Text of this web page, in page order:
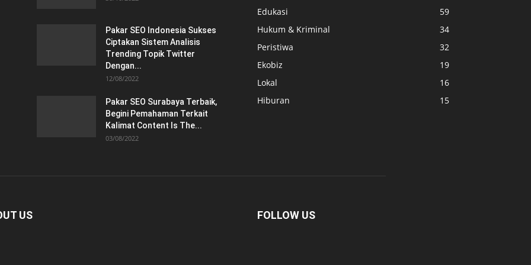
Pakar SEO Indonesia Sukses
Ciptakan Sistem Analisis
Trending Topik Twitter
Dengan...
12/08/2022
Pakar SEO Surabaya Terbaik,
Begini Pemahaman Terkait
Kalimat Content Is The...
03/08/2022
Edukasi
59
Hukum & Kriminal
34
Peristiwa
32
Ekobiz
19
Lokal
16
Hiburan
15
US FOLLOW US